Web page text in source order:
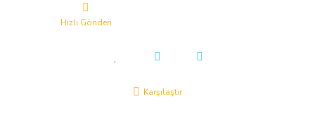
Hızlı Gönderi
Karşılaştır